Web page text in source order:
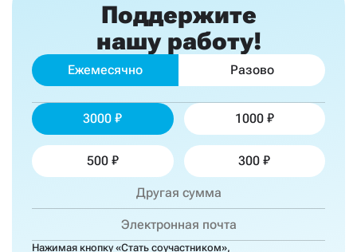
Поддержите
нашу работу!
Ежемесячно Разово
3000 1000
500 300
Нажимая кнопку «Стать соучастником»,